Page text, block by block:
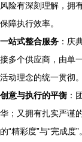
风险有深刻理解，拥
保障执行效率。
一站式整合服务 ：庆
接多个供应商，由单
活动理念的统一贯彻。
创意与执行的平衡 ：
华；又拥有扎实严谨
的“精彩度”与“完成度”。